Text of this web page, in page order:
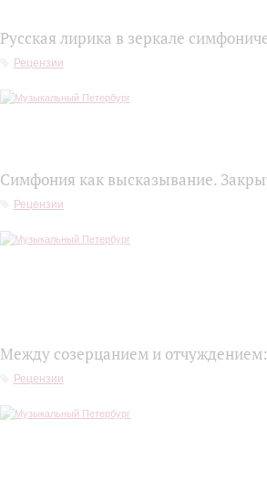
Русская лирика в зеркале
Рецензии
Симфония как высказывание.
Рецензии
Между созерцанием и
Рецензии